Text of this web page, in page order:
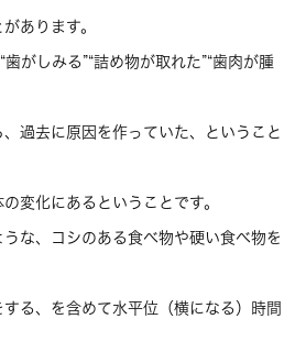
あります。
歯がしみる”“詰め物が取れた”“歯肉が腫
過去に原因を作っていた、ということ
変化にあるということです。
うな、コシのある食べ物や硬い食べ物を
する、を含めて水平位（横になる）時間